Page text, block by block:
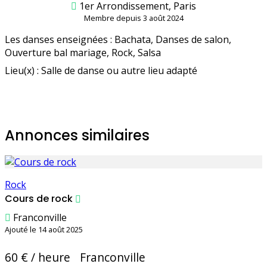
1er Arrondissement, Paris
Membre depuis 3 août 2024
Les danses enseignées : Bachata, Danses de salon,
Ouverture bal mariage, Rock, Salsa
Lieu(x) : Salle de danse ou autre lieu adapté
Annonces similaires
Rock
Cours de rock
Franconville
Ajouté le 14 août 2025
60 € / heure Franconville